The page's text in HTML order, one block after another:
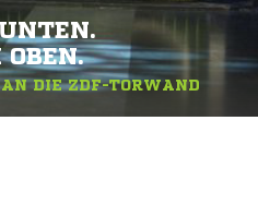
OBEN.
DIE ZDF-TORWAND